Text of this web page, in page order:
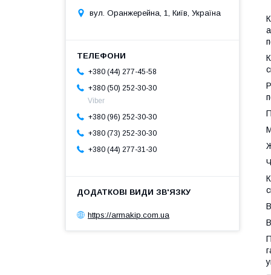
вул. Оранжерейна, 1, Київ, Україна
+380 (44) 277-45-58
+380 (50) 252-30-30
Viber
+380 (96) 252-30-30
+380 (73) 252-30-30
+380 (44) 277-31-30
https://armakip.com.ua